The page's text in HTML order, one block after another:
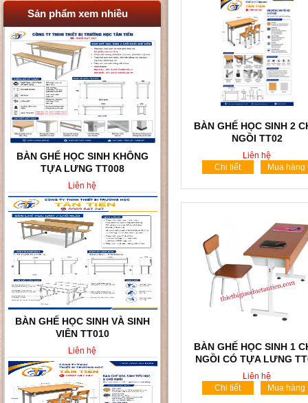
Sản phẩm xem nhiều
BÀN GHẾ HỌC SINH 2 CHỖ
NGỒI TT02
Liên hệ
BÀN GHẾ HỌC SINH KHÔNG
TỰA LƯNG TT008
Liên hệ
BÀN GHẾ HỌC SINH 2
NGỒI TT02
Liên hệ
Chi tiết
Mua hàng
BÀN GHẾ HỌC SINH 1
NGỒI CÓ TỰA LƯNG
Liên hệ
Chi tiết
Mua hàng